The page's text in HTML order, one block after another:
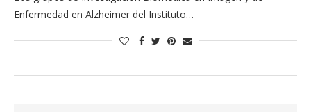
Enfermedad en Alzheimer del Instituto…